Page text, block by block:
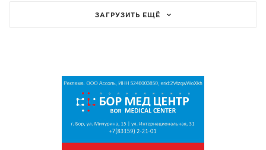
ЗАГРУЗИТЬ ЕЩЁ